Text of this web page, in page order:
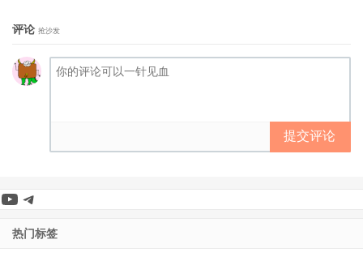
评论 抢沙发
提交评论
YouTube
Telegram
热门标签